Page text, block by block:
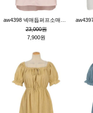
23,000원
7,900원